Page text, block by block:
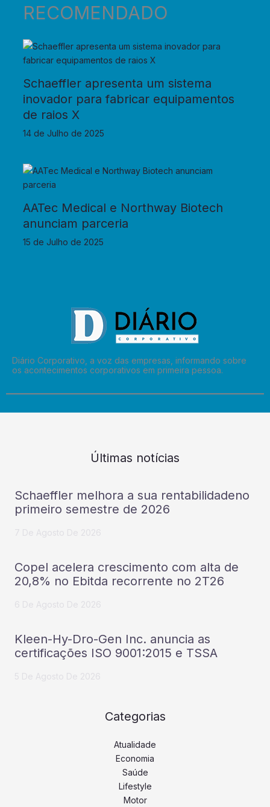
RECOMENDADO
Schaeffler apresenta um sistema
inovador para fabricar equipamentos
de raios X
14 de Julho de 2025
AATec Medical e Northway Biotech
anunciam parceria
15 de Julho de 2025
Diário Corporativo, a voz das empresas, informando sobre
os acontecimentos corporativos em primeira pessoa.
Últimas notícias
Schaeffler melhora a sua rentabilidadeno
primeiro semestre de 2026
Copel acelera crescimento com alta de
20,8% no Ebitda recorrente no 2T26
Kleen-Hy-Dro-Gen Inc. anuncia as
certificações ISO 9001:2015 e TSSA
Categorias
Atualidade
Economia
Saúde
Lifestyle
Motor